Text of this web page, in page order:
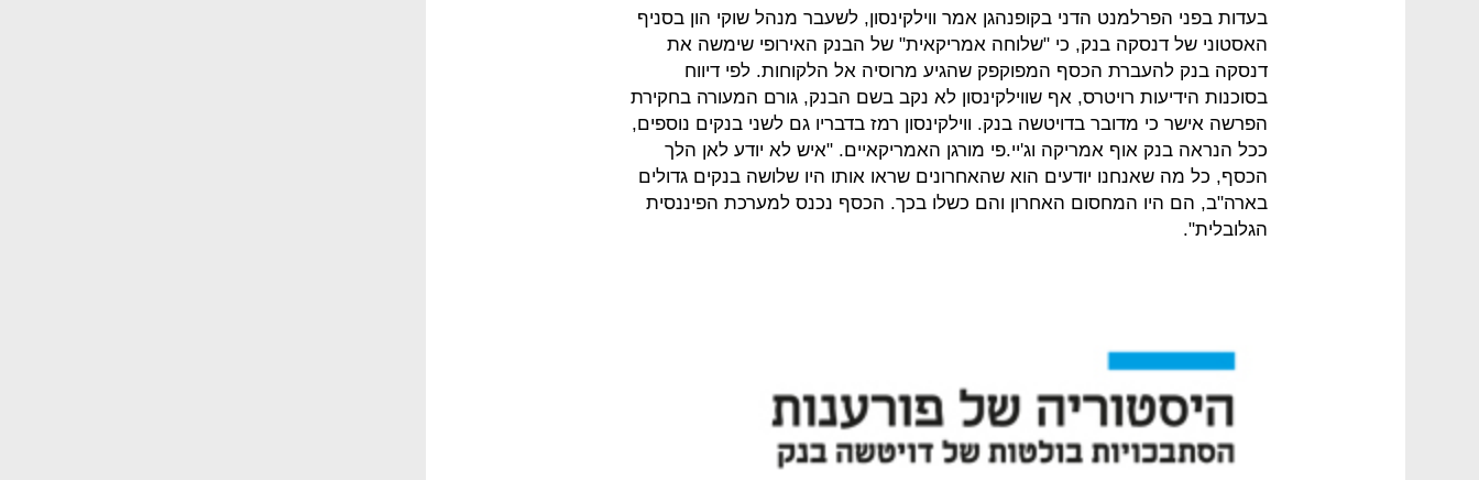
בעדות בפני הפרלמנט הדני בקופנהגן אמר ווילקינסון, לשעבר מנהל שוקי הון בסניף
האסטוני של דנסקה בנק, כי "שלוחה אמריקאית" של הבנק האירופי שימשה את
דנסקה בנק להעברת הכסף המפוקפק שהגיע מרוסיה אל הלקוחות. לפי דיווח
בסוכנות הידיעות רויטרס, אף שווילקינסון לא נקב בשם הבנק, גורם המעורה בחקירת
הפרשה אישר כי מדובר בדויטשה בנק. ווילקינסון רמז בדבריו גם לשני בנקים נוספים,
ככל הנראה בנק אוף אמריקה וג'יי.פי מורגן האמריקאיים. "איש לא יודע לאן הלך
הכסף, כל מה שאנחנו יודעים הוא שהאחרונים שראו אותו היו שלושה בנקים גדולים
בארה"ב, הם היו המחסום האחרון והם כשלו בכך. הכסף נכנס למערכת הפיננסית
הגלובלית".